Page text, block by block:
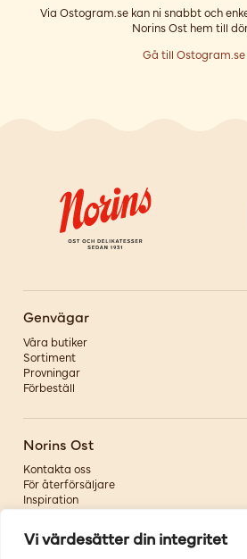
Vi värdesätter din integritet
Via Ostogram.se kan ni snabbt och
Norins Ost hem till
Gå till Ostogram.se
Genvägar
Våra butiker
Sortiment
Provningar
Förbeställ
Norins Ost
Kontakta oss
För återförsäljare
Inspiration
Om oss